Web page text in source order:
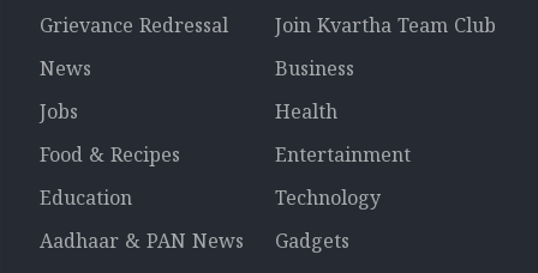
Grievance Redressal
Join Kvartha Team Club
News
Business
Jobs
Health
Food & Recipes
Entertainment
Education
Technology
Aadhaar & PAN News
Gadgets